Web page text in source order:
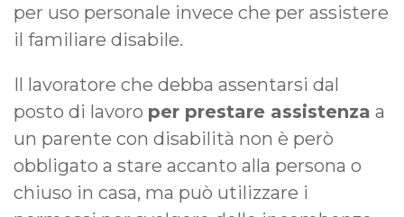
per uso personale invece che per assistere
il familiare disabile.
Il lavoratore che debba assentarsi dal
posto di lavoro per prestare assistenza a
un parente con disabilità non è però
obbligato a stare accanto alla persona o
chiuso in casa, ma può utilizzare i